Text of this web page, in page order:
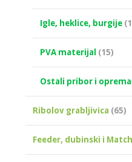
Igle, heklice, burgije
PVA materijal (15)
Ostali pribor i
Ribolov grabljivica (65)
Feeder, dubinski i